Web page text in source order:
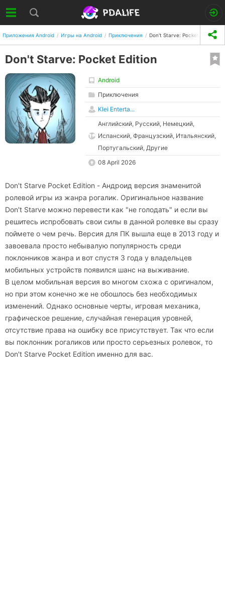
Приложения Android Игры на Android Приключения Don't Starve: Pocket Edition
Don't Starve: Pocket Edition
Android
Приключения
Klei Enterta...
Английский, Русский, Немецкий,
Испанский, Французский, Итальянский,
Португальский, Другие
08 April 2026
Don't Starve Pocket Edition - Андроид версия знаменитой
ролевой игры из жанра рогалик. Оригинальное название
Don't Starve можно перевести как "не голодать" и если вы
решитесь испробовать свои силы в данной ролевке вы сразу
поймете о чем речь. Версия для ПК вышла еще в 2013 году и
завоевала просто небывалую популярность среди
поклонников жанра и вот спустя 3 года у владельцев
мобильных устройств появился шанс на выживание.
В целом мобильная версия во многом схожа с оригиналом,
но при этом конечно же не обошлось без необходимых
изменений. Однако основные черты, игровая механика,
графическое решение, случайная генерация уровней,
отсутствие права на ошибку все присутствует. Так что если
вы поклонник рогаликов или просто серьезных ролевок, то
Don't Starve Pocket Edition именно для вас.